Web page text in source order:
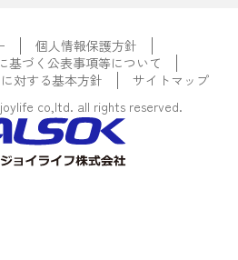
個人情報保護方針
基づく公表事項等について
対する基本方針
サイトマップ
co,ltd. all rights reserved.